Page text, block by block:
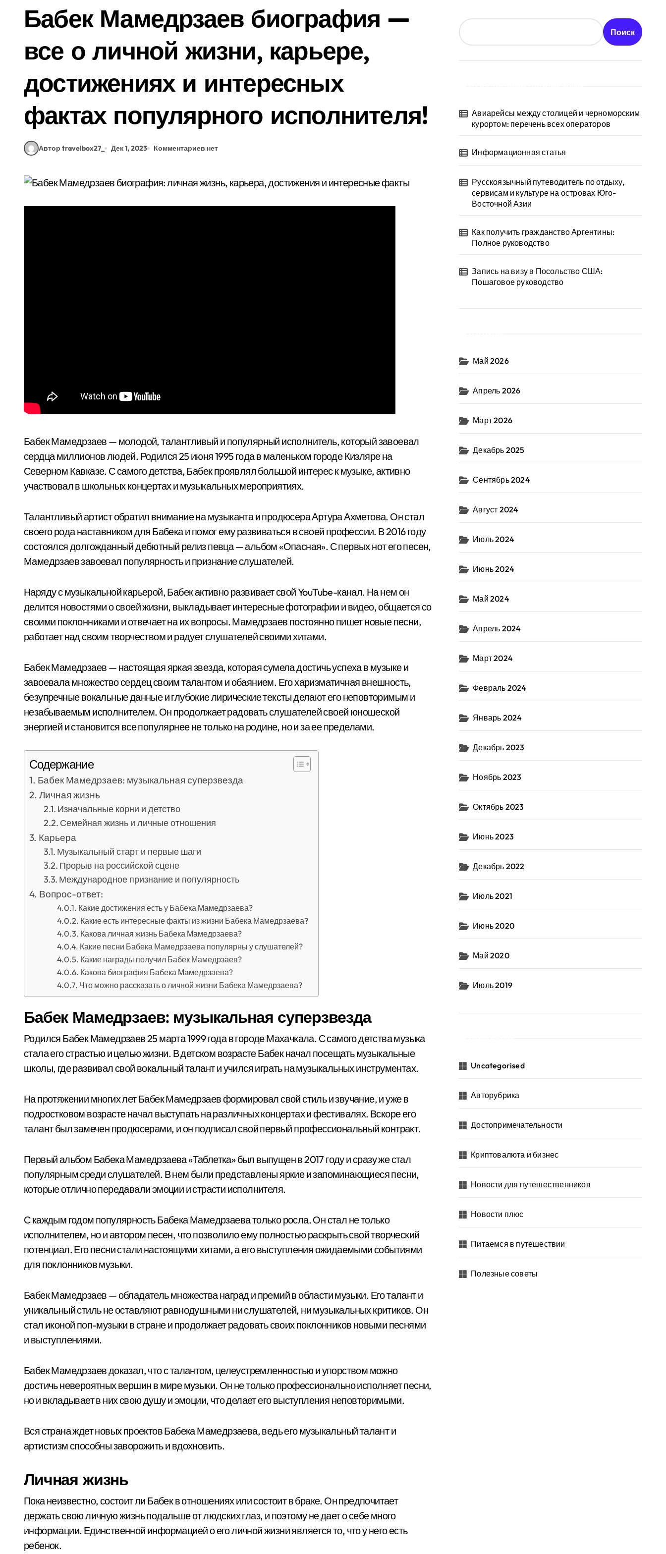
Бабек Мамедрзаев биография —
все о личной жизни, карьере,
достижениях и интересных
фактах популярного исполнителя!
Автор travelbox27_ Дек 1, 2023 Комментариев нет
Бабек Мамедрзаев — молодой, талантливый и популярный исполнитель, который завоевал
сердца миллионов людей. Родился 25 июня 1995 года в маленьком городе Кизляре на
Северном Кавказе. С самого детства, Бабек проявлял большой интерес к музыке, активно
участвовал в школьных концертах и музыкальных мероприятиях.
Талантливый артист обратил внимание на музыканта и продюсера Артура Ахметова. Он стал
своего рода наставником для Бабека и помог ему развиваться в своей профессии. В 2016 году
состоялся долгожданный дебютный релиз певца — альбом «Опасная». С первых нот его песен,
Мамедрзаев завоевал популярность и признание слушателей.
Наряду с музыкальной карьерой, Бабек активно развивает свой YouTube-канал. На нем он
делится новостями о своей жизни, выкладывает интересные фотографии и видео, общается со
своими поклонниками и отвечает на их вопросы. Мамедрзаев постоянно пишет новые песни,
работает над своим творчеством и радует слушателей своими хитами.
Бабек Мамедрзаев — настоящая яркая звезда, которая сумела достичь успеха в музыке и
завоевала множество сердец своим талантом и обаянием. Его харизматичная внешность,
безупречные вокальные данные и глубокие лирические тексты делают его неповторимым и
незабываемым исполнителем. Он продолжает радовать слушателей своей юношеской
энергией и становится все популярнее не только на родине, но и за ее пределами.
Содержание
Бабек Мамедрзаев: музыкальная суперзвезда
Личная жизнь
Изначальные корни и детство
Семейная жизнь и личные отношения
Карьера
Музыкальный старт и первые шаги
Прорыв на российской сцене
Международное признание и популярность
Вопрос-ответ:
Какие достижения есть у Бабека Мамедрзаева?
Какие есть интересные факты из жизни Бабека Мамедрзаева?
Какова личная жизнь Бабека Мамедрзаева?
Какие песни Бабека Мамедрзаева популярны у слушателей?
Какие награды получил Бабек Мамедрзаев?
Какова биография Бабека Мамедрзаева?
Что можно рассказать о личной жизни Бабека Мамедрзаева?
Бабек Мамедрзаев: музыкальная суперзвезда
Родился Бабек Мамедрзаев 25 марта 1999 года в городе Махачкала. С самого детства музыка
стала его страстью и целью жизни. В детском возрасте Бабек начал посещать музыкальные
школы, где развивал свой вокальный талант и учился играть на музыкальных инструментах.
На протяжении многих лет Бабек Мамедрзаев формировал свой стиль и звучание, и уже в
подростковом возрасте начал выступать на различных концертах и фестивалях. Вскоре его
талант был замечен продюсерами, и он подписал свой первый профессиональный контракт.
Первый альбом Бабека Мамедрзаева «Таблетка» был выпущен в 2017 году и сразу же стал
популярным среди слушателей. В нем были представлены яркие и запоминающиеся песни,
которые отлично передавали эмоции и страсти исполнителя.
С каждым годом популярность Бабека Мамедрзаева только росла. Он стал не только
исполнителем, но и автором песен, что позволило ему полностью раскрыть свой творческий
потенциал. Его песни стали настоящими хитами, а его выступления ожидаемыми событиями
для поклонников музыки.
Бабек Мамедрзаев — обладатель множества наград и премий в области музыки. Его талант и
уникальный стиль не оставляют равнодушными ни слушателей, ни музыкальных критиков. Он
стал иконой поп-музыки в стране и продолжает радовать своих поклонников новыми песнями
и выступлениями.
Бабек Мамедрзаев доказал, что с талантом, целеустремленностью и упорством можно
достичь невероятных вершин в мире музыки. Он не только профессионально исполняет песни,
но и вкладывает в них свою душу и эмоции, что делает его выступления неповторимыми.
Вся страна ждет новых проектов Бабека Мамедрзаева, ведь его музыкальный талант и
артистизм способны заворожить и вдохновить.
Личная жизнь
Пока неизвестно, состоит ли Бабек в отношениях или состоит в браке. Он предпочитает
держать свою личную жизнь подальше от людских глаз, и поэтому не дает о себе много
информации. Единственной информацией о его личной жизни является то, что у него есть
ребенок.
Поиск
Авиарейсы между столицей и черноморским
курортом: перечень всех операторов
Информационная статья
Русскоязычный путеводитель по отдыху,
сервисам и культуре на островах Юго-
Восточной Азии
Как получить гражданство Аргентины:
Полное руководство
Запись на визу в Посольство США:
Пошаговое руководство
Май 2026
Апрель 2026
Март 2026
Декабрь 2025
Сентябрь 2024
Август 2024
Июль 2024
Июнь 2024
Май 2024
Апрель 2024
Март 2024
Февраль 2024
Январь 2024
Декабрь 2023
Ноябрь 2023
Октябрь 2023
Июнь 2023
Декабрь 2022
Июль 2021
Июнь 2020
Май 2020
Июль 2019
Uncategorised
Авторубрика
Достопримечательности
Криптовалюта и бизнес
Новости для путешественников
Новости плюс
Питаемся в путешествии
Полезные советы